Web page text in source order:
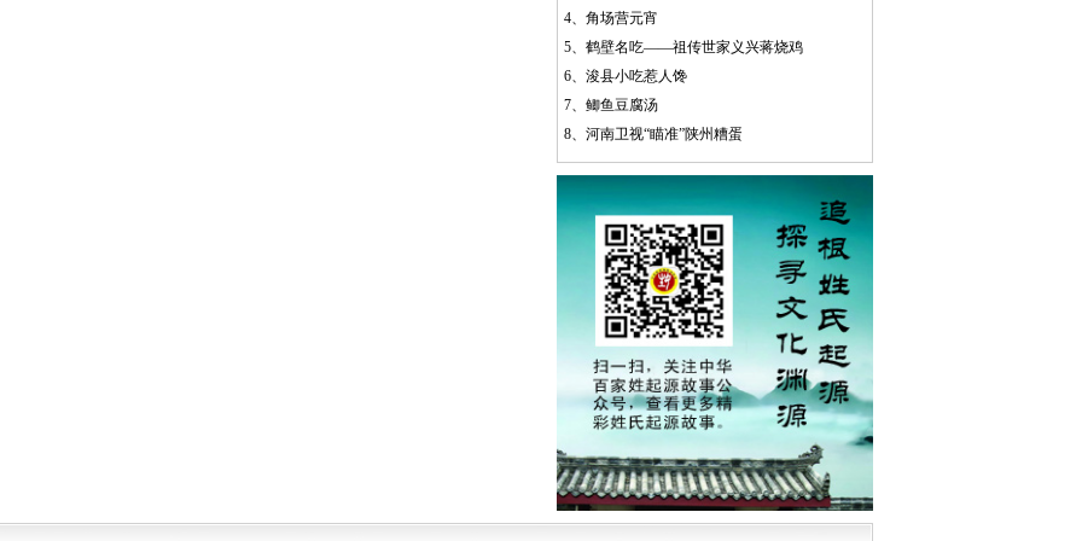
4、 角场营元宵
5、 鹤壁名吃——祖传世家义兴蒋烧鸡
6、 浚县小吃惹人馋
7、 鲫鱼豆腐汤
8、 河南卫视“瞄准”陕州糟蛋